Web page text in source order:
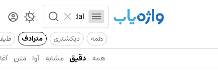
همه دیکشنری مترادف
همه دقیق مشابه آوا متن